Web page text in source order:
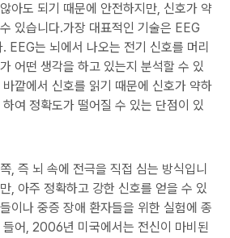
아도 되기 때문에 안전하지만, 신호가 약
있습니다.가장 대표적인 기술은 EEG
EEG는 뇌에서 나오는 전기 신호를 머리
어떤 생각을 하고 있는지 분석할 수 있
깥에서 신호를 읽기 때문에 신호가 약하
여 정확도가 떨어질 수 있는 단점이 있
, 즉 뇌 속에 전극을 직접 심는 방식입니
, 아주 정확하고 강한 신호를 얻을 수 있
이나 중증 장애 환자들을 위한 실험에 종
어, 2006년 미국에서는 전신이 마비된